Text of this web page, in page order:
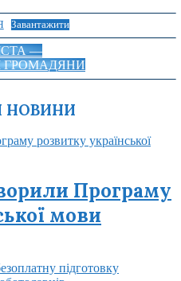
Завантажити
—
ГРОМАДЯНИ
НОВИНИ
Програму
мови